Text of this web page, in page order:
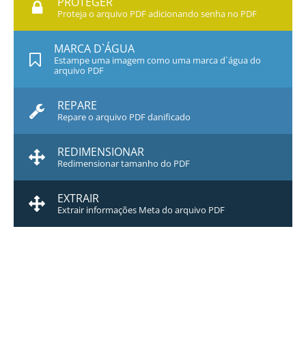
Proteja o arquivo PDF adicionando senha no PDF
MARCA D`ÁGUA
Estampe uma imagem como uma marca d`água do
arquivo PDF
REPARE
Repare o arquivo PDF danificado
REDIMENSIONAR
Redimensionar tamanho do PDF
EXTRAIR
Extrair informações Meta do arquivo PDF